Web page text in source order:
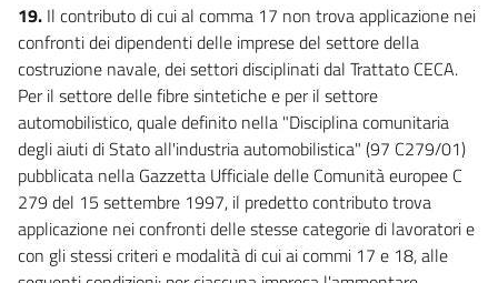
19. Il contributo di cui al comma 17 non trova applicazione nei
confronti dei dipendenti delle imprese del settore della
costruzione navale, dei settori disciplinati dal Trattato CECA.
Per il settore delle fibre sintetiche e per il settore
automobilistico, quale definito nella "Disciplina comunitaria
degli aiuti di Stato all'industria automobilistica" (97 C279/01)
pubblicata nella Gazzetta Ufficiale delle Comunità europee C
279 del 15 settembre 1997, il predetto contributo trova
applicazione nei confronti delle stesse categorie di lavoratori e
con gli stessi criteri e modalità di cui ai commi 17 e 18, alle